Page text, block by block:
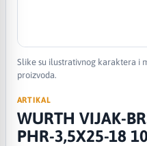
Slike su ilustrativnog karaktera i
proizvoda.
ARTIKAL
WURTH VIJAK-
PHR-3,5X25-18